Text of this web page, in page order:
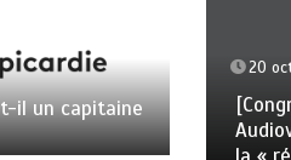
il un capitaine
20